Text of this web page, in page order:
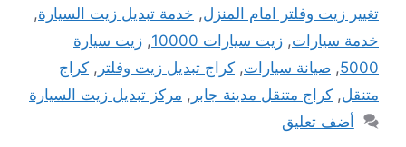
تغيير زيت وفلتر امام المنزل, خدمة تبديل زيت السيارة,
خدمة سيارات, زيت سيارات 10000 , زيت سيارة
5000
, صيانة سيارات, كراج تبديل زيت وفلتر , كراج
متنقل, كراج متنقل مدينة جابر , مركز تبديل زيت السيارة
أضف تعليق